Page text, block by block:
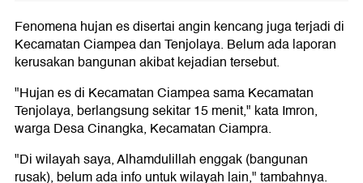
Fenomena hujan es disertai angin kencang juga terjadi di
Kecamatan Ciampea dan Tenjolaya. Belum ada laporan
kerusakan bangunan akibat kejadian tersebut.
"Hujan es di Kecamatan Ciampea sama Kecamatan
Tenjolaya, berlangsung sekitar 15 menit," kata Imron,
warga Desa Cinangka, Kecamatan Ciampra.
"Di wilayah saya, Alhamdulillah enggak (bangunan
rusak), belum ada info untuk wilayah lain," tambahnya.